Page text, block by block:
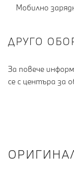
Мобилно
ДРУГО
За повече
се с центъра за